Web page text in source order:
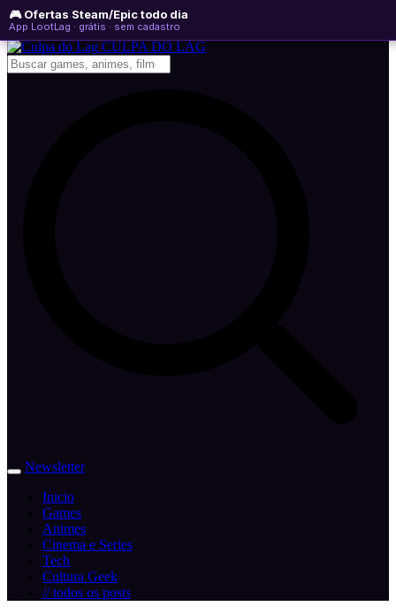
🎮 Ofertas Steam/Epic todo dia
App LootLag · grátis · sem cadastro
quinta-feira, 06 de agosto de 2026
Newsletter
CULPA DO LAG
Newsletter
Inicio
Games
Animes
Cinema e Series
Tech
Cultura Geek
// todos os posts